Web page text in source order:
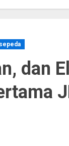
sepeda
dan